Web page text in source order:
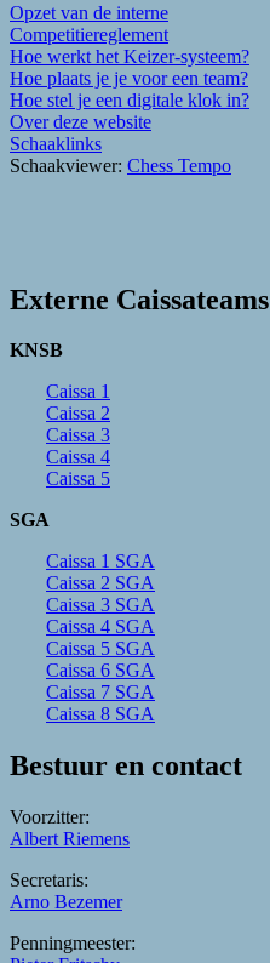
Opzet van de interne
Competitiereglement
Hoe werkt het Keizer-systeem?
Hoe plaats je je voor een team?
Hoe stel je een digitale klok in?
Over deze website
Schaaklinks
Schaakviewer: Chess Tempo
Externe Caissateams
KNSB
Caissa 1
Caissa 2
Caissa 3
Caissa 4
Caissa 5
SGA
Caissa 1 SGA
Caissa 2 SGA
Caissa 3 SGA
Caissa 4 SGA
Caissa 5 SGA
Caissa 6 SGA
Caissa 7 SGA
Caissa 8 SGA
Bestuur en contact
Voorzitter:
Albert Riemens
Secretaris:
Arno Bezemer
Penningmeester: